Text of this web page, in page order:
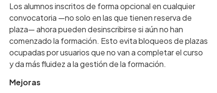
Los alumnos inscritos de forma opcional en cualquier
convocatoria —no solo en las que tienen reserva de
plaza— ahora pueden desinscribirse si aún no han
comenzado la formación. Esto evita bloqueos de plazas
ocupadas por usuarios que no van a completar el curso
y da más fluidez a la gestión de la formación.
Mejoras